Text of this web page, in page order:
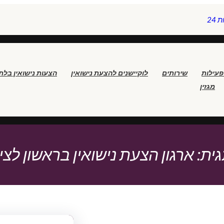
פעילות שירותים לוקיישנים להצעת נישואין
הצעות נישואין
מגזין
ארגון הצעת נישואין בראשון